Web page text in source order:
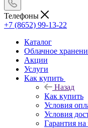
Телефоны
+7 (8652) 99-13-22
Каталог
Облачное
Акции
Услуги
Как купить
Назад
Как купить
Условия
Условия
Гарантия на